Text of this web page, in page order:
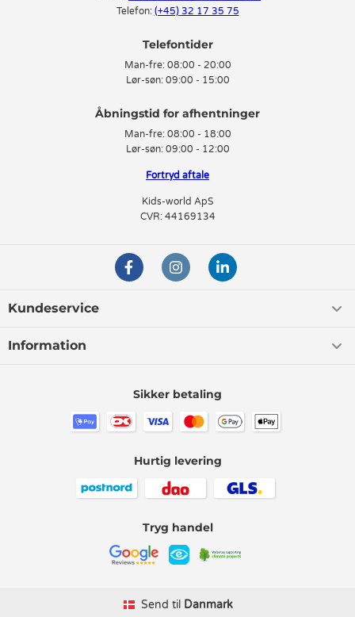
Telefon: (+45) 32 17 35 75
Telefontider
Man-fre: 08:00 - 20:00
Lør-søn: 09:00 - 15:00
Man-fre: 08:00 - 18:00
Lør-søn: 09:00 - 12:00
Fortryd aftale
Kids-world ApS
CVR: 44169134
Kundeservice
Information
Send til Danmark
Sikker betaling
Hurtig levering
Tryg handel